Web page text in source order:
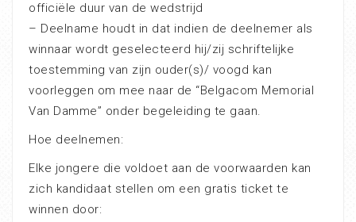
officiële duur van de wedstrijd
– Deelname houdt in dat indien de deelnemer als
winnaar wordt geselecteerd hij/zij schriftelijke
toestemming van zijn ouder(s)/ voogd kan
voorleggen om mee naar de “Belgacom Memorial
Van Damme” onder begeleiding te gaan.
Hoe deelnemen:
Elke jongere die voldoet aan de voorwaarden kan
zich kandidaat stellen om een gratis ticket te
winnen door: